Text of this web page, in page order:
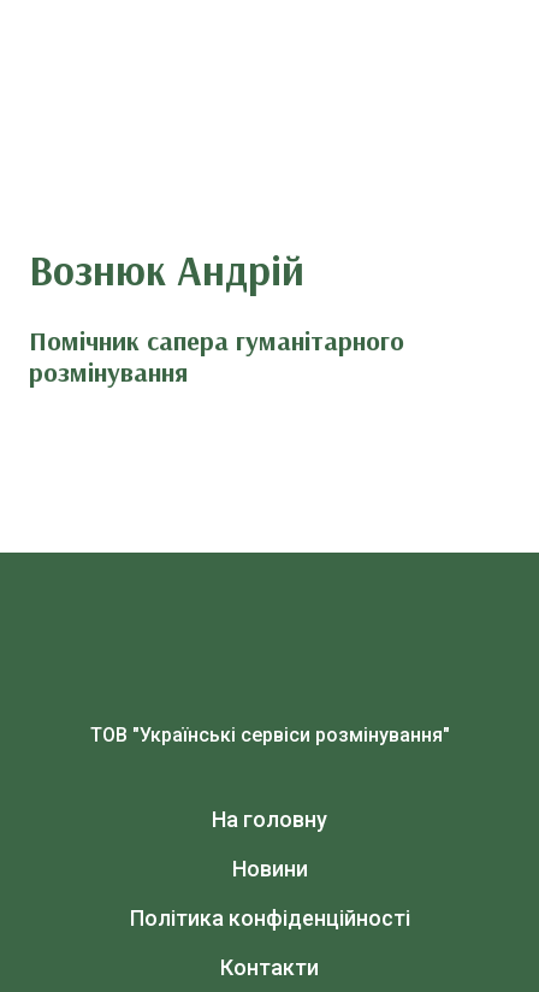
Вознюк Андрій
Помічник сапера гуманітарного
розмінування
ТОВ "Українські сервіси розмінування"
На головну
Новини
Політика конфіденційності
Контакти